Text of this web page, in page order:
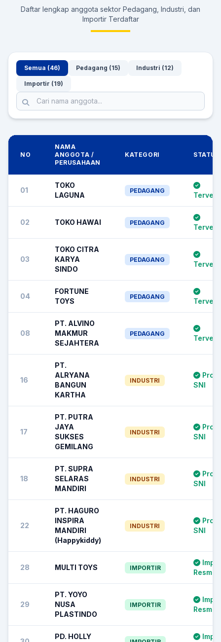
Daftar lengkap anggota sektor Pedagang, Industri, dan
Importir Terdaftar
Semua (46) Pedagang (15) Industri (12)
Importir (19)
NO
NAMA
ANGGOTA /
PERUSAHAAN
KATEGORI
01
TOKO
LAGUNA
PEDAGANG
02 TOKO HAWAI PEDAGANG
03
TOKO CITRA
KARYA
SINDO
PEDAGANG
04
FORTUNE
TOYS
PEDAGANG
08
PT. ALVINO
MAKMUR
SEJAHTERA
PEDAGANG
16
PT.
ALRYANA
BANGUN
KARTHA
INDUSTRI
SNI
17
PT. PUTRA
JAYA
SUKSES
GEMILANG
INDUSTRI
SNI
18
PT. SUPRA
SELARAS
MANDIRI
INDUSTRI
SNI
22
PT. HAGURO
INSPIRA
MANDIRI
(Happykiddy)
INDUSTRI
SNI
28 MULTI TOYS IMPORTIR
Resmi
29
PT. YOYO
NUSA
PLASTINDO
IMPORTIR
Resmi
PD. HOLLY